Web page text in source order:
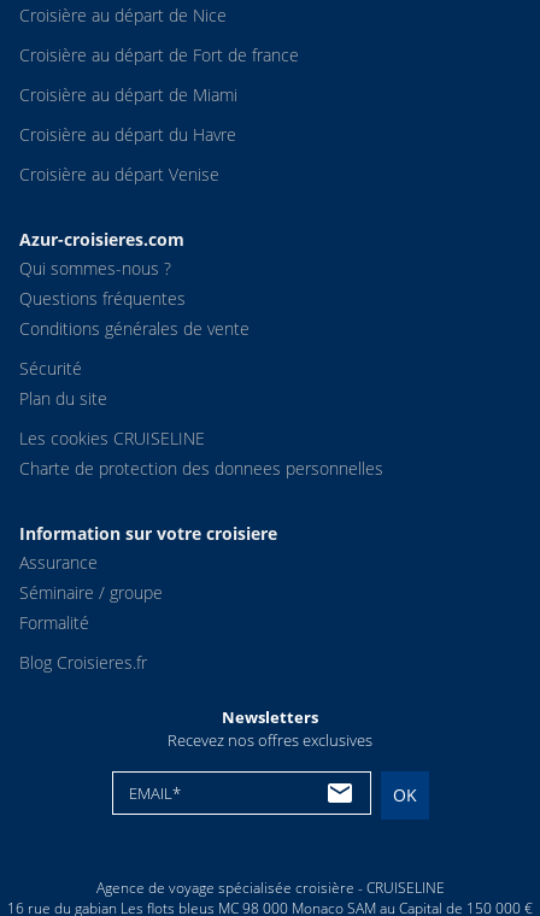
Croisière au départ de Nice
Croisière au départ de Fort de france
Croisière au départ de Miami
Croisière au départ du Havre
Croisière au départ Venise
Azur-croisieres.com
Qui sommes-nous ?
Questions fréquentes
Conditions générales de vente
Sécurité
Plan du site
Les cookies CRUISELINE
Charte de protection des donnees personnelles
Information sur votre croisiere
Assurance
Séminaire / groupe
Formalité
Blog Croisieres.fr
Newsletters
Recevez nos offres exclusives
EMAIL* OK
Agence de voyage spécialisée croisière - CRUISELINE
16 rue du gabian Les flots bleus MC 98 000 Monaco SAM au Capital de 150 000 €